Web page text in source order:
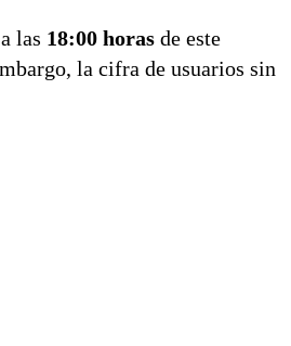
las 18:00 horas de este
la cifra de usuarios sin